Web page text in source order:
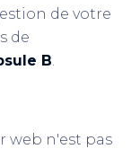
de votre
de
B.
web n'est pas